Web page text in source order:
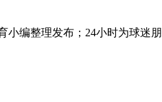
编整理发布；24小时为球迷